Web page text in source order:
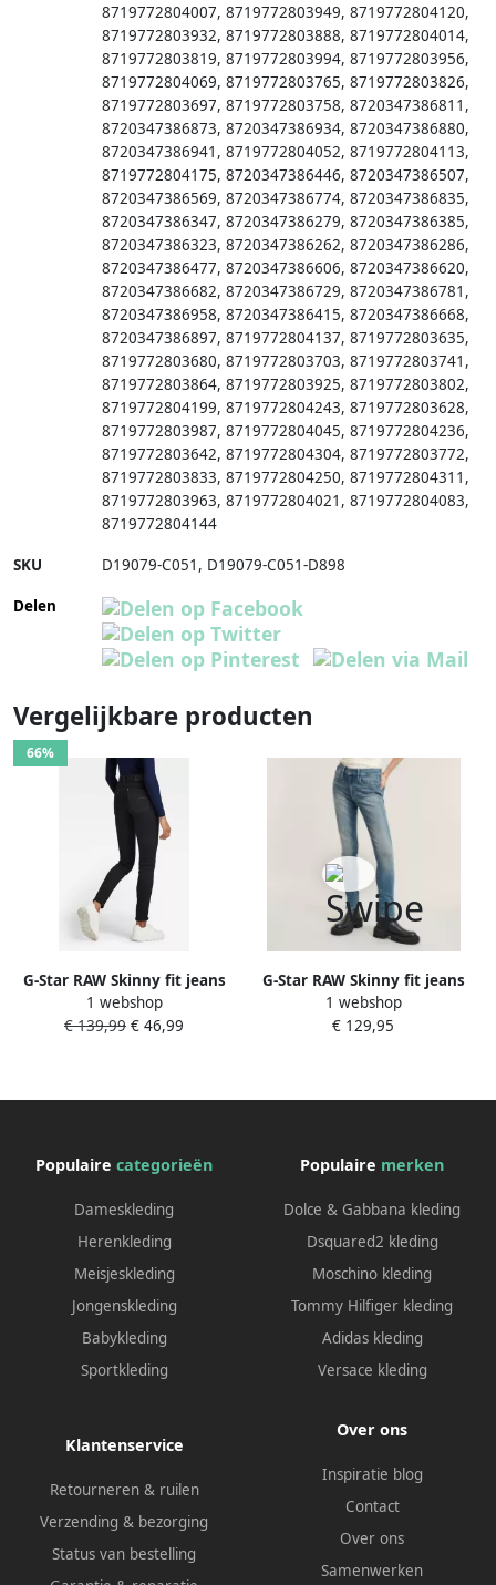
8719772804007, 8719772803949, 8719772804120,
8719772803932, 8719772803888, 8719772804014,
8719772803819, 8719772803994, 8719772803956,
8719772804069, 8719772803765, 8719772803826,
8719772803697, 8719772803758, 8720347386811 ,
8720347386873, 8720347386934, 8720347386880,
8720347386941 , 8719772804052, 8719772804113,
8719772804175, 8720347386446, 8720347386507,
8720347386569, 8720347386774, 8720347386835,
8720347386347, 8720347386279, 8720347386385,
8720347386323, 8720347386262, 8720347386286,
8720347386477, 8720347386606, 8720347386620,
8720347386682, 8720347386729, 8720347386781 ,
8720347386958, 8720347386415, 8720347386668,
8720347386897, 8719772804137, 8719772803635,
8719772803680, 8719772803703, 8719772803741 ,
8719772803864, 8719772803925, 8719772803802,
8719772804199, 8719772804243, 8719772803628,
8719772803987, 8719772804045, 8719772804236,
8719772803642, 8719772804304, 8719772803772,
8719772803833, 8719772804250, 8719772804311 ,
8719772803963, 8719772804021 , 8719772804083,
8719772804144
SKU D19079-C051 , D19079-C051-D898
Delen
Vergelijkbare producten
66%
G-Star RAW Skinny fit jeans
Lhana met wellnessfactor
door het stretchaandeel
1 webshop
€ 139,99 € 46,99
G-Star RAW Skinny fit jeans
Lhana Skinny Jeans met
wellnessfactor door het
1 webshop
€ 129,95
Populaire categorieën
Dameskleding
Herenkleding
Meisjeskleding
Jongenskleding
Babykleding
Sportkleding
Populaire merken
Dolce & Gabbana kleding
Dsquared2 kleding
Moschino kleding
Tommy Hilfiger kleding
Adidas kleding
Versace kleding
Klantenservice
Retourneren & ruilen
Verzending & bezorging
Status van bestelling
Over ons
Inspiratie blog
Contact
Over ons
Samenwerken